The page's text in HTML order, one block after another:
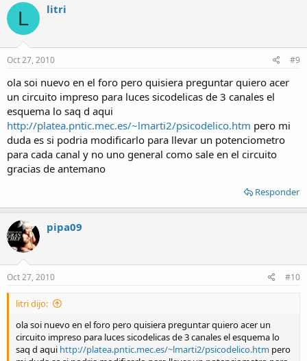
L litri
Oct 27, 2010 #9
ola soi nuevo en el foro pero quisiera preguntar quiero acer
un circuito impreso para luces sicodelicas de 3 canales el
esquema lo saq d aqui
http://platea.pntic.mec.es/~lmarti2/psicodelico.htm pero mi
duda es si podria modificarlo para llevar un potenciometro
para cada canal y no uno general como sale en el circuito
gracias de antemano
Responder
pipa09
Oct 27, 2010 #10
litri dijo:
ola soi nuevo en el foro pero quisiera preguntar quiero acer un
circuito impreso para luces sicodelicas de 3 canales el esquema lo
saq d aqui http://platea.pntic.mec.es/~lmarti2/psicodelico.htm pero